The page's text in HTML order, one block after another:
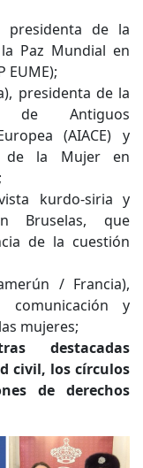
presidenta de la
Paz Mundial en
EUME);
presidenta de la
de Antiguos
(AIACE) y
de la Mujer en
kurdo-siria y
Bruselas, que
de la cuestión
/ Francia),
comunicación y
mujeres;
destacadas
civil, los círculos
de derechos